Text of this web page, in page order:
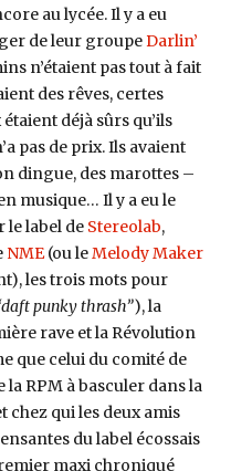
au lycée. Il y a eu
de leur groupeDarlin’
n’étaient pas tout à fait
des rêves, certes
déjà sûrs qu’ils
pas de prix. Ils avaient
dingue, des marottes –
musique… Il y a eu le
le label de Stereolab,
NME(ou leMelody Maker
les trois mots pour
punky thrash”), la
rave et la Révolution
que celui du comité de
RPM à basculer dans la
chez qui les deux amis
du label écossais
maxi chroniqué